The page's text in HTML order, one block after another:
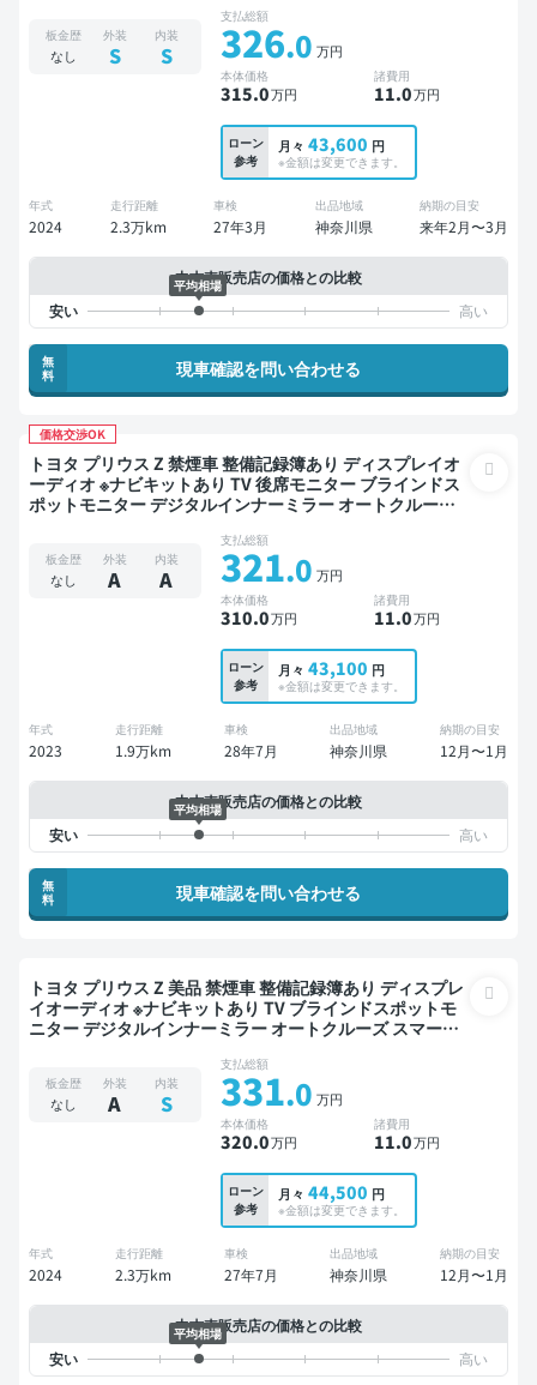
ライブレコーダー 衝突軽減
板金歴
なし
外装
S
内装
S
支払総額
326.0 万円
本体価格
315.0万円
諸費用
11.0万円
ローン
参考
月々 43,600 円
※金額は変更できます。
年式
2024
走行距離
2.3万km
車検
27年3月
出品地域
神奈川県
納期の目安
来年2月〜3月
中古車販売店の価格との比較
平均相場
無
料
現車確認を問い合わせる
価格交渉OK
トヨタ プリウス Z 禁煙車 整備記録簿あり ディスプレイオ
ーディオ ※ナビキットあり TV 後席モニター ブラインドス
ポットモニター デジタルインナーミラー オートクルーズ
板金歴
なし
外装
A
内装
A
支払総額
321.0 万円
本体価格
310.0万円
諸費用
11.0万円
ローン
参考
月々 43,100 円
※金額は変更できます。
年式
2023
走行距離
1.9万km
車検
28年7月
出品地域
神奈川県
納期の目安
12月〜1月
中古車販売店の価格との比較
平均相場
無
料
現車確認を問い合わせる
トヨタ プリウス Z 美品 禁煙車 整備記録簿あり ディスプレ
イオーディオ ※ナビキットあり TV ブラインドスポットモ
ニター デジタルインナーミラー オートクルーズ スマート
ライブレコーダー フルエアロ 衝突軽減
板金歴
なし
外装
A
内装
S
支払総額
331.0 万円
本体価格
320.0万円
諸費用
11.0万円
ローン
参考
月々 44,500 円
※金額は変更できます。
年式
2024
走行距離
2.3万km
車検
27年7月
出品地域
神奈川県
納期の目安
12月〜1月
中古車販売店の価格との比較
平均相場